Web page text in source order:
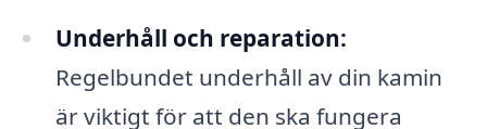
Underhåll och reparation:
Regelbundet underhåll av din kamin
är viktigt för att den ska fungera